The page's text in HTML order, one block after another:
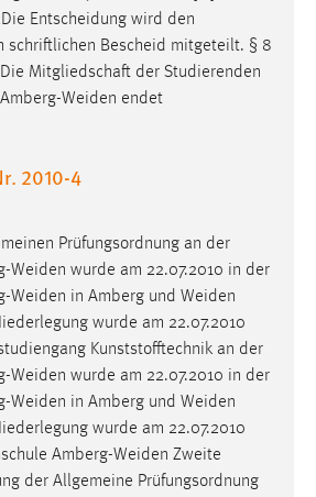
Entscheidung wird den
schriftlichen Bescheid mitgeteilt. § 8
Mitgliedschaft der Studierenden
Amberg-Weiden endet
2010-4
Prüfungsordnung an der
Weiden wurde am 22.07.2010 in der
Weiden in Amberg und Weiden
wurde am 22.07.2010
Kunststofftechnik an der
Weiden wurde am 22.07.2010 in der
Weiden in Amberg und Weiden
wurde am 22.07.2010
Amberg-Weiden Zweite
der Allgemeine Prüfungsordnung